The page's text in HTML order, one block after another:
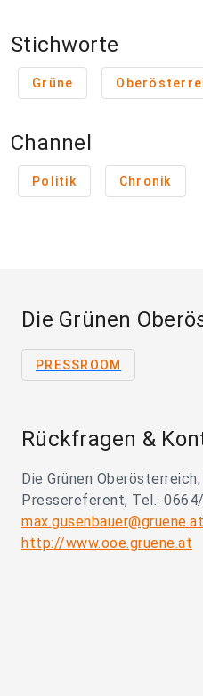
Stichworte
Grüne
Channel
Politik Chronik
Die Grünen
PRESSROOM
Rückfragen &
Die Grünen
Pressereferent, Tel.:
max.gusenbauer@gruene.at
http://www.ooe.gruene.at